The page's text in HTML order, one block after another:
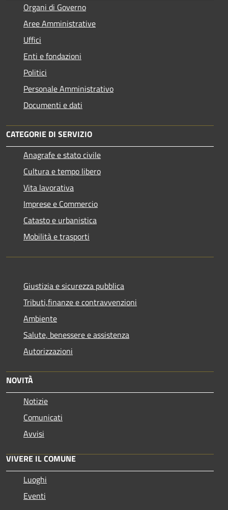
Organi di Governo
Aree Amministrative
Uffici
Enti e fondazioni
Politici
Personale Amministrativo
Documenti e dati
CATEGORIE DI SERVIZIO
Anagrafe e stato civile
Cultura e tempo libero
Vita lavorativa
Imprese e Commercio
Catasto e urbanistica
Mobilità e trasporti
Giustizia e sicurezza pubblica
Tributi,finanze e contravvenzioni
Ambiente
Salute, benessere e assistenza
Autorizzazioni
NOVITÀ
Notizie
Comunicati
Avvisi
VIVERE IL COMUNE
Luoghi
Eventi